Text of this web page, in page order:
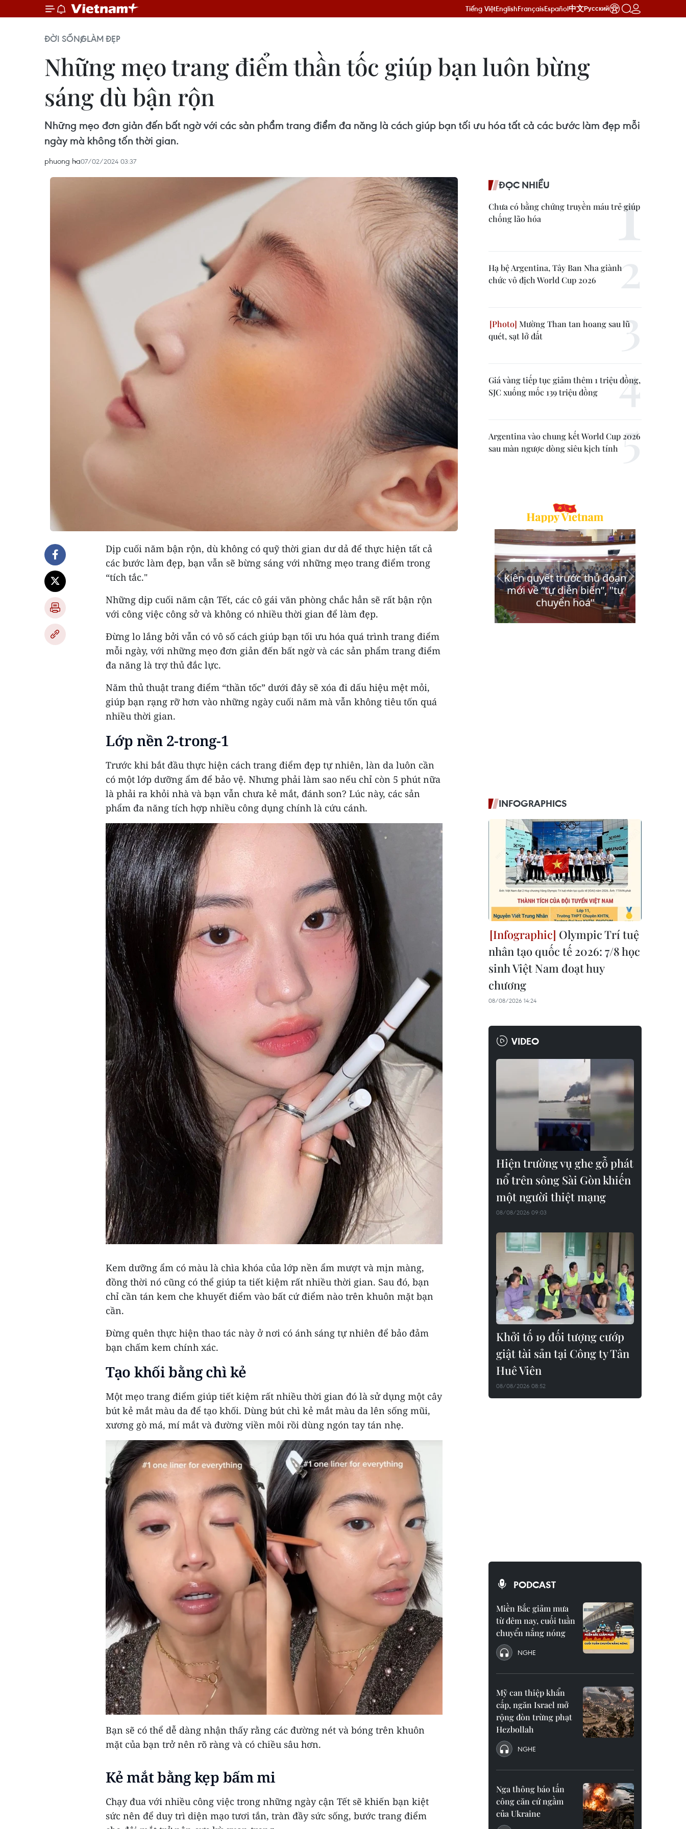
Tiếng ViệtEnglishFrançaisEspañol中文Русский
ĐỜI SỐNGLÀM ĐẸP
Những mẹo trang điểm thần tốc giúp bạn luôn bừng
sáng dù bận rộn
Những mẹo đơn giản đến bất ngờ với các sản phẩm trang điểm đa năng là cách giúp bạn tối ưu hóa tất cả các bước làm đẹp mỗi
ngày mà không tốn thời gian.
phuong ha07/02/2024 03:37
Dịp cuối năm bận rộn, dù không có quỹ thời gian dư dả để thực hiện tất cả
các bước làm đẹp, bạn vẫn sẽ bừng sáng với những mẹo trang điểm trong
“tích tắc."
Những dịp cuối năm cận Tết, các cô gái văn phòng chắc hẳn sẽ rất bận rộn
với công việc công sở và không có nhiều thời gian để làm đẹp.
Đừng lo lắng bởi vẫn có vô số cách giúp bạn tối ưu hóa quá trình trang điểm
mỗi ngày, với những mẹo đơn giản đến bất ngờ và các sản phẩm trang điểm
đa năng là trợ thủ đắc lực.
Năm thủ thuật trang điểm “thần tốc” dưới đây sẽ xóa đi dấu hiệu mệt mỏi,
giúp bạn rạng rỡ hơn vào những ngày cuối năm mà vẫn không tiêu tốn quá
nhiều thời gian.
Lớp nền 2-trong-1
Trước khi bắt đầu thực hiện cách trang điểm đẹp tự nhiên, làn da luôn cần
có một lớp dưỡng ẩm để bảo vệ. Nhưng phải làm sao nếu chỉ còn 5 phút nữa
là phải ra khỏi nhà và bạn vẫn chưa kẻ mắt, đánh son? Lúc này, các sản
phẩm đa năng tích hợp nhiều công dụng chính là cứu cánh.
Kem dưỡng ẩm có màu là chìa khóa của lớp nền ẩm mượt và mịn màng,
đồng thời nó cũng có thể giúp ta tiết kiệm rất nhiều thời gian. Sau đó, bạn
chỉ cần tán kem che khuyết điểm vào bất cứ điểm nào trên khuôn mặt bạn
cần.
Đừng quên thực hiện thao tác này ở nơi có ánh sáng tự nhiên để bảo đảm
bạn chấm kem chính xác.
Tạo khối bằng chì kẻ
Một mẹo trang điểm giúp tiết kiệm rất nhiều thời gian đó là sử dụng một cây
bút kẻ mắt màu da để tạo khối. Dùng bút chì kẻ mắt màu da lên sống mũi,
xương gò má, mí mắt và đường viền môi rồi dùng ngón tay tán nhẹ.
Bạn sẽ có thể dễ dàng nhận thấy rằng các đường nét và bóng trên khuôn
mặt của bạn trở nên rõ ràng và có chiều sâu hơn.
Kẻ mắt bằng kẹp bấm mi
Chạy đua với nhiều công việc trong những ngày cận Tết sẽ khiến bạn kiệt
sức nên để duy trì diện mạo tươi tắn, tràn đầy sức sống, bước trang điểm
ĐỌC NHIỀU
Chưa có bằng chứng truyền máu trẻ giúp
chống lão hóa
Hạ bệ Argentina, Tây Ban Nha giành
chức vô địch World Cup 2026
Mường Than tan hoang sau lũ
quét, sạt lở đất
Giá vàng tiếp tục giảm thêm 1 triệu đồng,
SJC xuống mốc 139 triệu đồng
Argentina vào chung kết World Cup 2026
sau màn ngược dòng siêu kịch tính
INFOGRAPHICS
Olympic Trí tuệ
nhân tạo quốc tế 2026: 7/8 học
sinh Việt Nam đoạt huy
chương
08/08/2026 14:24
VIDEO
Hiện trường vụ ghe gỗ phát
nổ trên sông Sài Gòn khiến
một người thiệt mạng
08/08/2026 09:03
Khởi tố 19 đối tượng cướp
giật tài sản tại Công ty Tân
Huê Viên
08/08/2026 08:52
PODCAST
Miền Bắc giảm mưa
từ đêm nay, cuối tuần
chuyển nắng nóng
NGHE
Mỹ can thiệp khẩn
cấp, ngăn Israel mở
rộng đòn trừng phạt
Hezbollah
NGHE
Nga thông báo tấn
công căn cứ ngầm
của Ukraine